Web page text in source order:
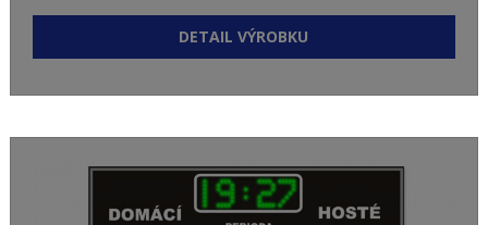
DETAIL VÝROBKU